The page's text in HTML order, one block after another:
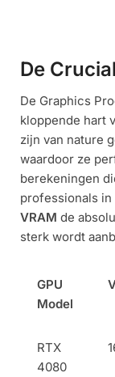
De
De Graphics
kloppende hart
zijn van nature
waardoor ze
berekeningen
professionals in
VRAM de
sterk wordt
GPU
Model
RTX
4080